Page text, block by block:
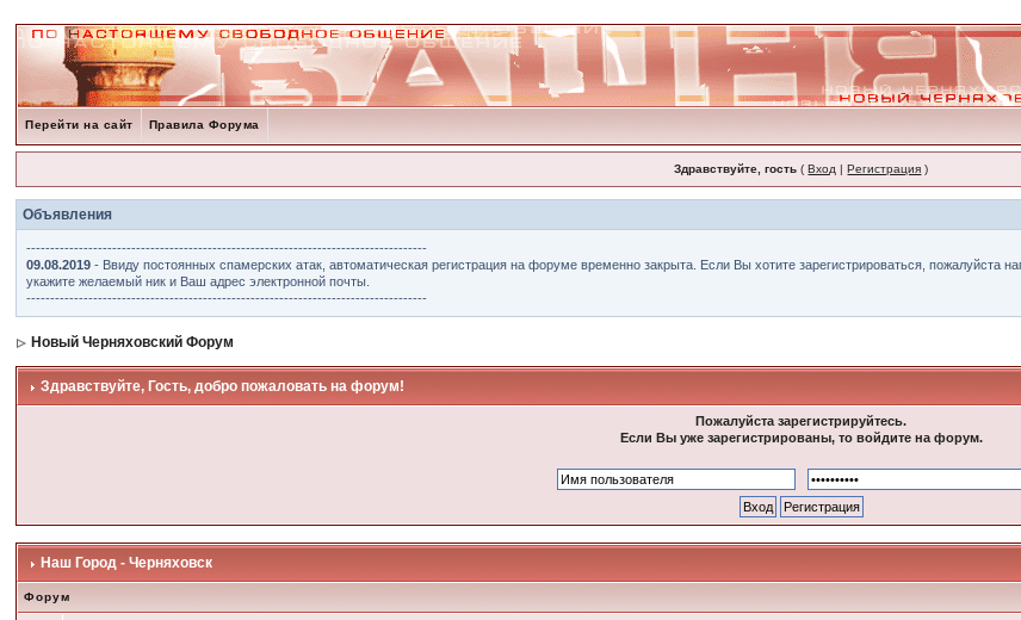
Перейти на сайт Правила Форума
Здравствуйте, гость (Вход |Регистрация )
Объявления
------------------------------------------------------------------------------------
09.08.2019 - Ввиду постоянных спамерских атак, автоматическая регистрация на форуме временно закрыта. Если Вы хотите зарегистрироваться, пожалуйста
укажите желаемый ник и Ваш адрес электронной почты.
------------------------------------------------------------------------------------
Новый Черняховский Форум
Здравствуйте, Гость, добро пожаловать на форум!
Пожалуйста зарегистрируйтесь.
Если Вы уже зарегистрированы, то войдите на форум.
Наш Город - Черняховск
Форум